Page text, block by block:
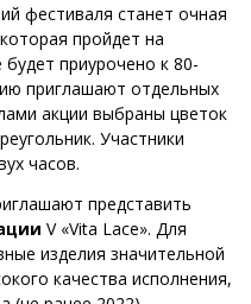
фестиваля станет очная
пройдет на
приурочено к 80-
приглашают отдельных
акции выбраны цветок
Участники
часов.
представить
V «Vita Lace». Для
изделия значительной
качества исполнения,